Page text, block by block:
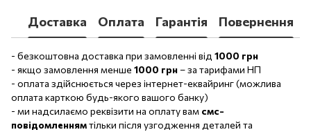
Доставка Оплата Гарантія Повернення
- безкоштовна доставка при замовленні від 1000 грн
- якщо замовлення менше 1000 грн– за тарифами НП
- оплата здійснюється через інтернет-еквайринг (можлива
оплата карткою будь-якого вашого банку)
- ми надсилаємо реквізити на оплату вам смс-
повідомленнямтільки після узгодження деталей та